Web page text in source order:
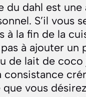
du dahl est une
S’il vous
à la fin de la
à ajouter un
de lait de coco
consistance
que vous